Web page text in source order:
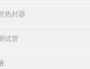
热封器
试管